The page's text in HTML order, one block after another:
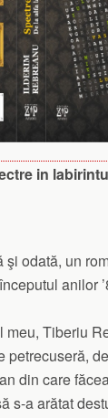
in
şi odată, un
anilor
meu, Tiberiu
petrecuseră,
din care
s-a arătat